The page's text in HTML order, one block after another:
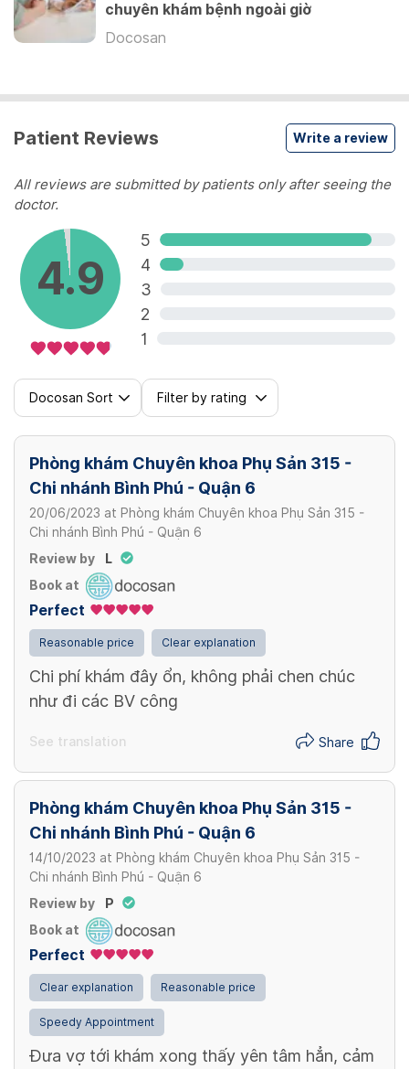
View more
chuyên khám bệnh ngoài giờ
Docosan
Patient Reviews Write a review
All reviews are submitted by patients only after seeing the
doctor.
4.9
5
4
3
2
1
Docosan Sort Filter by rating
Phòng khám Chuyên khoa Phụ Sản 315 -
Chi nhánh Bình Phú - Quận 6
20/06/2023 at Phòng khám Chuyên khoa Phụ Sản 315 -
Chi nhánh Bình Phú - Quận 6
Review by
L
Book at
Perfect
Reasonable price Clear explanation
Chi phí khám đây ổn, không phải chen chúc
như đi các BV công
See translation Share
Phòng khám Chuyên khoa Phụ Sản 315 -
Chi nhánh Bình Phú - Quận 6
14/10/2023 at Phòng khám Chuyên khoa Phụ Sản 315 -
Chi nhánh Bình Phú - Quận 6
Review by
P
Book at
Perfect
Clear explanation Reasonable price
Speedy Appointment
Đưa vợ tới khám xong thấy yên tâm hẳn, cảm